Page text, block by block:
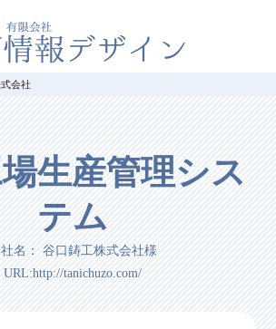
会社
生産管理シス
テム
名： 谷口鋳工株式会社様
URL:http://tanichuzo.com/